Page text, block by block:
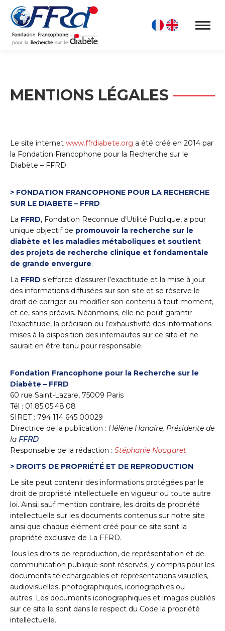
MENTIONS LÉGALES
Le site internet www.ffrdiabete.org a été créé en 2014 par
la Fondation Francophone pour la Recherche sur le
Diabète – FFRD.
> FONDATION FRANCOPHONE POUR LA RECHERCHE
SUR LE DIABETE – FFRD
La FFRD, Fondation Reconnue d’Utilité Publique, a pour
unique objectif de promouvoir la recherche sur le
diabète et les maladies métaboliques et soutient
des projets de recherche clinique et fondamentale
de grande envergure.
La FFRD s’efforce d’assurer l’exactitude et la mise à jour
des informations diffusées sur son site et se réserve le
droit de corriger ou modifier son contenu à tout moment,
et ce, sans préavis. Néanmoins, elle ne peut garantir
l’exactitude, la précision ou l’exhaustivité des informations
mises à la disposition des internautes sur ce site et ne
saurait en être tenu pour responsable.
Fondation Francophone pour la Recherche sur le
Diabète – FFRD
60 rue Saint-Lazare, 75009 Paris
Tél : 01.85.05.48.08
SIRET : 794 114 645 00029
Directrice de la publication : Hélène Hanaire, Présidente de
la FFRD
Responsable de la rédaction : Stéphanie Nougaret
> DROITS DE PROPRIÉTÉ ET DE REPRODUCTION
Le site peut contenir des informations protégées par le
droit de propriété intellectuelle en vigueur ou toute autre
loi. Ainsi, sauf mention contraire, les droits de propriété
intellectuelle sur les documents contenus sur notre site
ainsi que chaque élément créé pour ce site sont la
propriété exclusive de La FFRD.
Tous les droits de reproduction, de représentation et de
communication publique sont réservés, y compris pour les
documents téléchargeables et représentations visuelles,
audiovisuelles, photographiques, iconographies ou
autres. Les documents iconographiques et images publiés
sur ce site le sont dans le respect du Code la propriété
intellectuelle.